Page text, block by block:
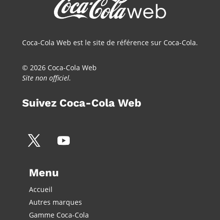
Coca-Cola Web est le site de référence sur Coca-Cola.
© 2026 Coca-Cola Web
Site non officiel.
Suivez Coca-Cola Web
Menu
Accueil
Autres marques
Gamme Coca-Cola